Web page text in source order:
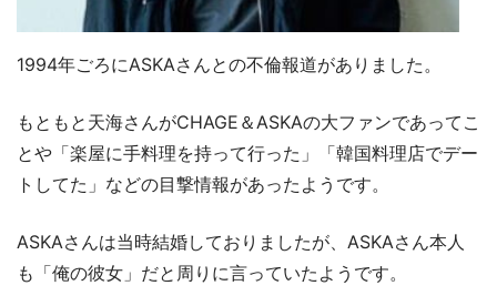
1994年ごろにASKAさんとの不倫報道がありました。
もともと天海さんがCHAGE＆ASKAの大ファンであってこ
とや「楽屋に手料理を持って行った」「韓国料理店でデー
トしてた」などの目撃情報があったようです。
ASKAさんは当時結婚しておりましたが、ASKAさん本人
も「俺の彼女」だと周りに言っていたようです。